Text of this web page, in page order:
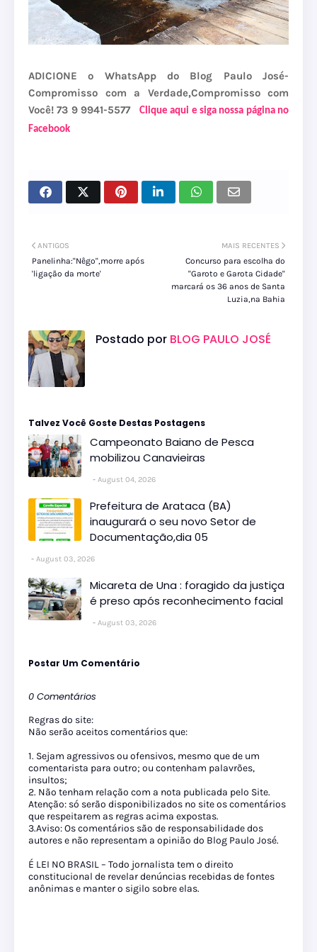
ADICIONE o WhatsApp do Blog Paulo José-
Compromisso com a Verdade,Compromisso com
Você! 73 9 9941-5577
Clique aqui e siga nossa página no
Facebook
MAIS RECENTES
Concurso para escolha do
''Garoto e Garota Cidade''
marcará os 36 anos de Santa
Luzia,na Bahia
ANTIGOS
Panelinha:''Nêgo'',morre após
'ligação da morte'
Postado por BLOG PAULO JOSÉ
Talvez Você Goste Destas Postagens
Campeonato Baiano de Pesca
mobilizou Canavieiras
August 04, 2026
Prefeitura de Arataca (BA)
inaugurará o seu novo Setor de
Documentação,dia 05
August 03, 2026
Micareta de Una : foragido da justiça
é preso após reconhecimento facial
August 03, 2026
Postar Um Comentário
0 Comentários
Regras do site:
Não serão aceitos comentários que:
1. Sejam agressivos ou ofensivos, mesmo que de um
comentarista para outro; ou contenham palavrões,
insultos;
2. Não tenham relação com a nota publicada pelo Site.
Atenção: só serão disponibilizados no site os comentários
que respeitarem as regras acima expostas.
3.Aviso: Os comentários são de responsabilidade dos
autores e não representam a opinião do Blog Paulo José.
É LEI NO BRASIL – Todo jornalista tem o direito
constitucional de revelar denúncias recebidas de fontes
anônimas e manter o sigilo sobre elas.